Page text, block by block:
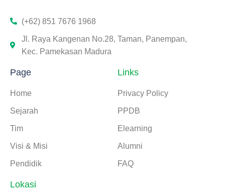
(+62) 851 7676 1968
Jl. Raya Kangenan No.28, Taman, Panempan,
Kec. Pamekasan Madura
Page
Home
Sejarah
Tim
Visi & Misi
Pendidik
Links
Privacy Policy
PPDB
Elearning
Alumni
FAQ
Lokasi